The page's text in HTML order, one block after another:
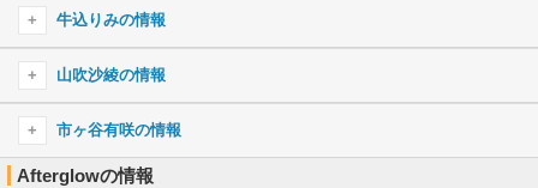
CiRCLING
Light Delight
私の心はチョココロネ
二重の虹
最高(さあ行こう)！
SENSENFUKOKU
カナユメ
Trouble Joyful!!
Off we go.
カルマ
Wonderful Sweet!
Winking☆Cheer
Power of LOVE!!!
TITLE IDOL
るんっ♪てぃてぃー！
PASSIONATE ANTHEM
Safe and Sound
FIRE BIRD
約束
スマイルブーケでた〜まや〜！
おもいでイルミネーション
うぃーきゃん☆フレフレっ！
えがお、み〜っけた！
にこにこねくと！
秒針を噛む
LEVEL5-judgelight-
深海少女
Nevereverland
CQCQ
Sacred world
HELL! or HELL?
Embrace of light
CORUSCATE-DNA-
1/3の純情な感情
ピコたるもの、ふぃーばー！
ナカナ イナ カナイ
天体観測
正解はひとつ！じゃない！！
ハレ晴レユカイ
遠い音楽〜ハートビート〜
す、好きなんかじゃない！
花園たえのプロフィール
花園たえのキャラ一覧
牛込りみの情報
牛込りみのプロフィール
牛込りみのキャラ一覧
山吹沙綾の情報
山吹沙綾のプロフィール
山吹沙綾のキャラ一覧
市ヶ谷有咲の情報
市ヶ谷有咲のプロフィール
Afterglowの情報